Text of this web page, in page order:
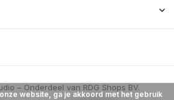
website, ga je akkoord met het gebruik